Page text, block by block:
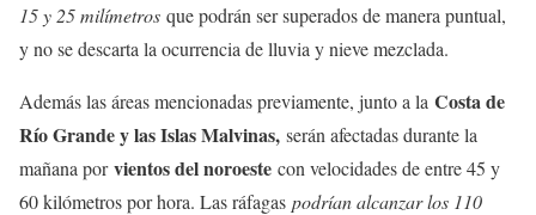
15 y 25 milímetros que podrán ser superados de manera puntual,
y no se descarta la ocurrencia de lluvia y nieve mezclada.
Además las áreas mencionadas previamente, junto a la Costa de
Río Grande y las Islas Malvinas, serán afectadas durante la
mañana porvientos del noroeste con velocidades de entre 45 y
60 kilómetros por hora. Las ráfagas podrían alcanzar los 110